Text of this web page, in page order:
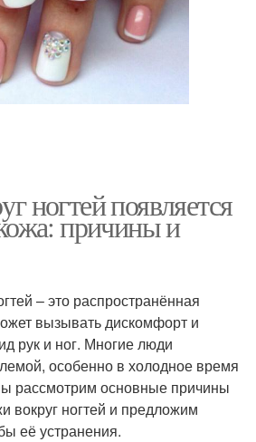
ногтей появляется
причины и
– это распространённая
вызывать дискомфорт и
рук и ног. Многие люди
особенно в холодное время
рассмотрим основные причины
вокруг ногтей и предложим
её устранения.